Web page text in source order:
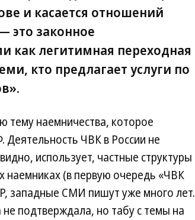
и касается отношений
законное
как легитимная переходная
кто предлагает услуги по
наемничества, которое
Деятельность ЧВК в России не
использует, частные структуры
наемниках (в первую очередь «ЧВК
западные СМИ пишут уже много лет.
подтверждала, но табу с темы на